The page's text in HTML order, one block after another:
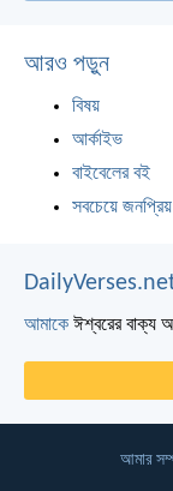
আরও পড়ুন
বিষয়
আর্কাইভ
বাইবেলের বই
সবচেয়ে
আমাকে ঈশ্বরের বাক্য
আমার